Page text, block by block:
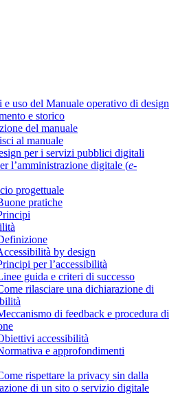
e uso del Manuale operativo di design
e storico
del manuale
al manuale
per i servizi pubblici digitali
l’amministrazione digitale (e-
progettuale
pratiche
by design
per l’accessibilità
guida e criteri di successo
rilasciare una dichiarazione di
di feedback e procedura di
accessibilità
e approfondimenti
rispettare la privacy sin dalla
di un sito o servizio digitale